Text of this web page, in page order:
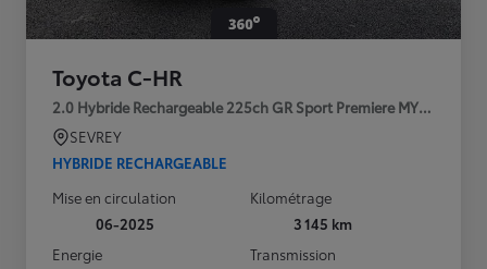
Toyota C-HR
2.0 Hybride Rechargeable 225ch GR Sport Premiere MY25
SEVREY
HYBRIDE RECHARGEABLE
Mise en circulation
06-2025
Kilométrage
3 145 km
Energie
Transmission